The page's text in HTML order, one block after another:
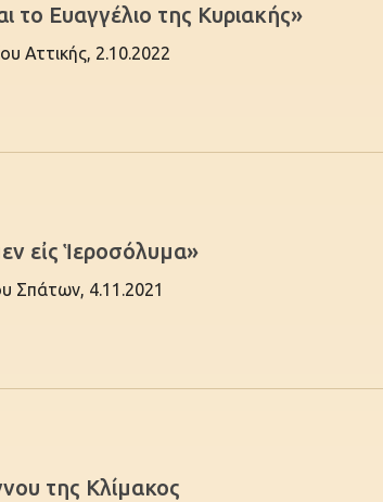
το Ευαγγέλιο της Κυριακής»
Αττικής, 2.10.2022
εἰς Ἱεροσόλυμα»
Σπάτων, 4.11.2021
της Κλίμακος